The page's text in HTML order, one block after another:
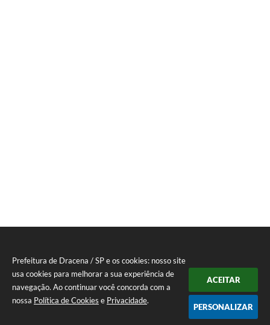
Prefeitura de Dracena / SP e os cookies: nosso site
usa cookies para melhorar a sua experiência de
navegação. Ao continuar você concorda com a
nossa Política de Cookies e Privacidade.
ACEITAR
PERSONALIZAR